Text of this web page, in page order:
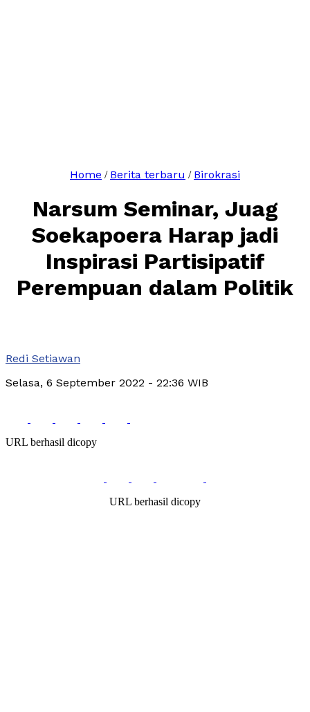
Home / Berita terbaru / Birokrasi
Narsum Seminar, Juag
Soekapoera Harap jadi
Inspirasi Partisipatif
Perempuan dalam Politik
Redi Setiawan
Selasa, 6 September 2022 - 22:36 WIB
URL berhasil dicopy
URL berhasil dicopy